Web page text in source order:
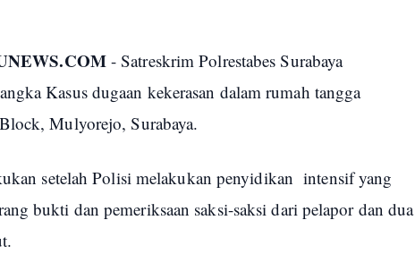
- Satreskrim Polrestabes Surabaya
Kasus dugaan kekerasan dalam rumah tangga
Mulyorejo, Surabaya.
setelah Polisi melakukan penyidikan intensif yang
bukti dan pemeriksaan saksi-saksi dari pelapor dan dua